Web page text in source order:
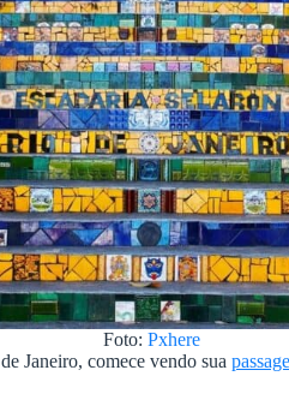
Foto: Pxhere
Janeiro, comece vendo sua